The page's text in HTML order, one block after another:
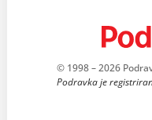
© 1998 – 2026
Podravka je